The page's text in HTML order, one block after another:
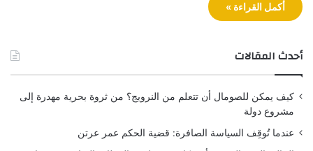
أكمل القراءة »
أحدث المقالات
كيف يمكن للصومال أن تتعلم من النرويج؟ من ثروة بحرية مهدرة إلى
مشروع دولة
عندما تُوقِف السياسة الصافرة: قضية الحكم عمر عرتن